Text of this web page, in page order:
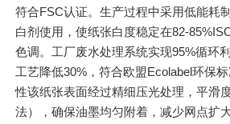
符合FSC认证。生产过程中采用低能耗
白剂使用，使纸张白度稳定在82-
色调。工厂废水处理系统实现95%循环
工艺降低30%，符合欧盟Ecolabel环保
性该纸张表面经过精细压光处理，平滑
法），确保油墨均匀附着，减少网点扩